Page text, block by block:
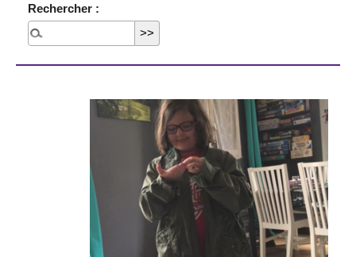
Rechercher :